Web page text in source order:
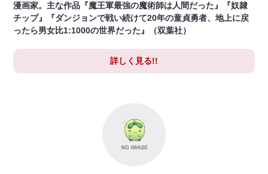
漫画家。主な作品『魔王軍最強の魔術師は人間だった』『奴隷
チップ』『ダンジョンで戦い続けて20年の童貞勇者、地上に戻
ったら男女比1:1000の世界だった』（双葉社）
詳しく見る!!